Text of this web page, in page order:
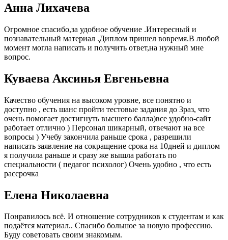
Анна Лихачева
Огромное спасибо,за удобное обучение .Интересный и
познавательный материал .Диплом пришел вовремя.В любой
момент могла написать и получить ответ,на нужный мне
вопрос.
Куваева Аксинья Евгеньевна
Качество обучения на высоком уровне, все понятно и
доступно , есть шанс пройти тестовые задания до 3раз, что
очень помогает достигнуть высшего балла)все удобно-сайт
работает отлично ) Персонал шикарный, отвечают на все
вопросы ) Учебу закончила раньше срока , разрешили
написать заявление на сокращение срока на 10дней и диплом
я получила раньше и сразу же вышла работать по
специальности ( педагог психолог) Очень удобно , что есть
рассрочка
Елена Николаевна
Понравилось всё. И отношение сотрудников к студентам и как
подаётся материал.. Спасибо большое за новую профессию.
Буду советовать своим знакомым.